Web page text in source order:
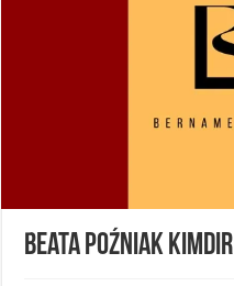
Beata Poźniak Kimdir